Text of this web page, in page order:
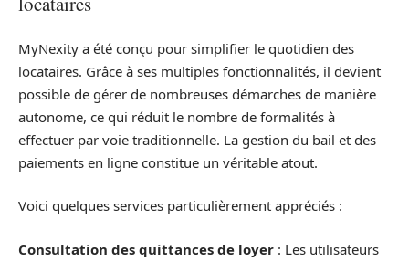
MyNexity a été conçu pour simplifier le quotidien des
locataires. Grâce à ses multiples fonctionnalités, il devient
possible de gérer de nombreuses démarches de manière
autonome, ce qui réduit le nombre de formalités à
effectuer par voie traditionnelle. La gestion du bail et des
paiements en ligne constitue un véritable atout.
Voici quelques services particulièrement appréciés :
Consultation des quittances de loyer : Les utilisateurs